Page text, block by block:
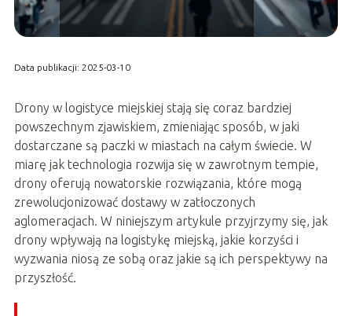
Data publikacji: 2025-03-10
Drony w logistyce miejskiej stają się coraz bardziej
powszechnym zjawiskiem, zmieniając sposób, w jaki
dostarczane są paczki w miastach na całym świecie. W
miarę jak technologia rozwija się w zawrotnym tempie,
drony oferują nowatorskie rozwiązania, które mogą
zrewolucjonizować dostawy w zatłoczonych
aglomeracjach. W niniejszym artykule przyjrzymy się, jak
drony wpływają na logistykę miejską, jakie korzyści i
wyzwania niosą ze sobą oraz jakie są ich perspektywy na
przyszłość.